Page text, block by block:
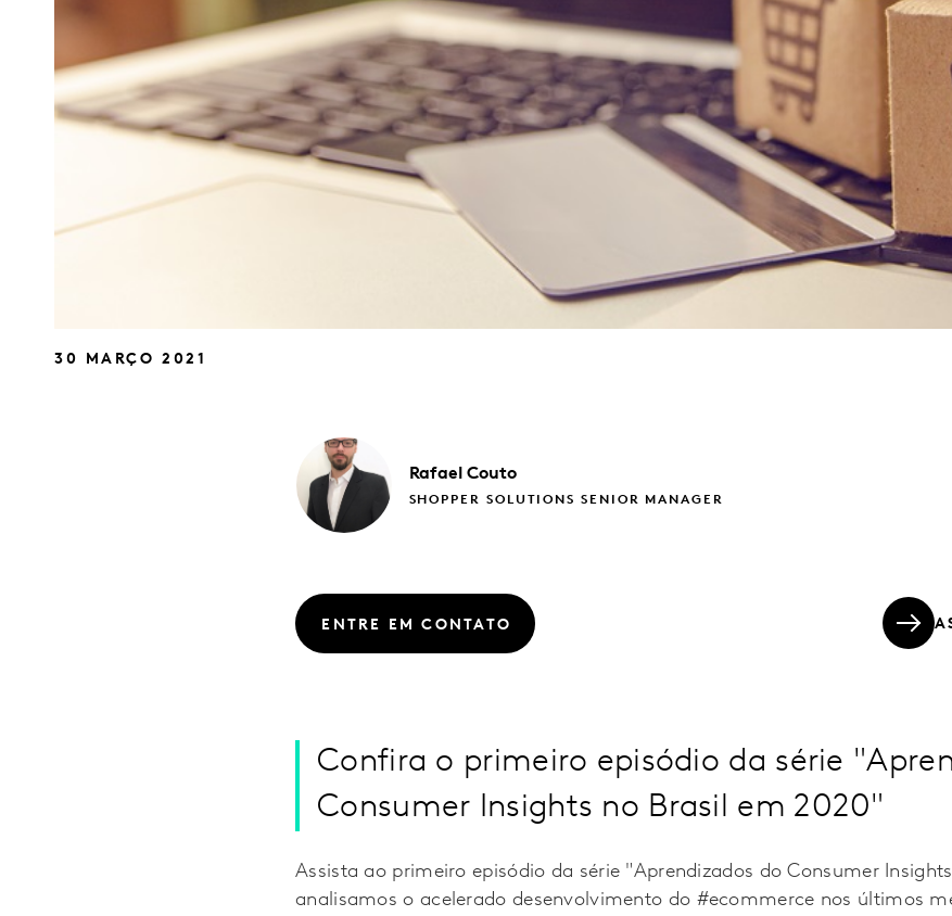
30 MARÇO 2021
Rafael Couto
SHOPPER SOLUTIONS SENIOR MANAGER
ENTRE EM CONTATO
Confira o primeiro episódio da série
Consumer Insights no Brasil em 2020"
Assista ao primeiro episódio da série "Aprendizados do Consumer
analisamos o acelerado desenvolvimento do #ecommerce nos últimos